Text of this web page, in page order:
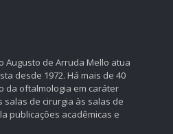
Augusto de Arruda Mello atua
desde 1972. Há mais de 40
da oftalmologia em caráter
salas de cirurgia às salas de
publicações acadêmicas e